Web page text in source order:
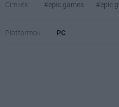
Címkék: #epic games #epic
Platformok: PC